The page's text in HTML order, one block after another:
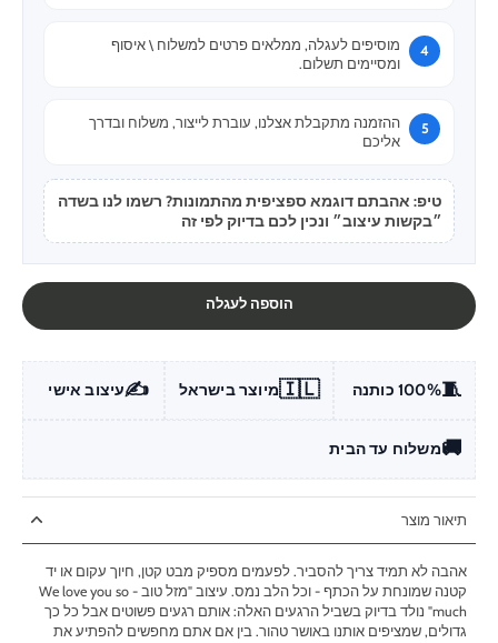
מוסיפים לעגלה, ממלאים פרטים למשלוח \ איסוף
ומסיימים תשלום.
ההזמנה מתקבלת אצלנו, עוברת לייצור, משלוח ובדרך
אליכם
טיפ: אהבתם דוגמא ספציפית מהתמונות? רשמו לנו בשדה
״בקשות עיצוב״ ונכין לכם בדיוק לפי זה
הוספה לעגלה
🧵100% כותנה 🇮🇱מיוצר בישראל ✍️עיצוב אישי
🚚משלוח עד הבית
תיאור מוצר
אהבה לא תמיד צריך להסביר. לפעמים מספיק מבט קטן, חיוך עקום או יד
קטנה שמונחת על הכתף - וכל הלב נמס. עיצוב "מזל טוב - We love you so
much" נולד בדיוק בשביל הרגעים האלה: אותם רגעים פשוטים אבל כל כך
גדולים, שמציפים אותנו באושר טהור. בין אם אתם מחפשים להפתיע את